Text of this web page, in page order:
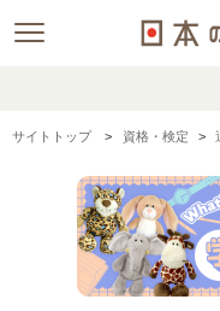
サイトトップ 資格・検定